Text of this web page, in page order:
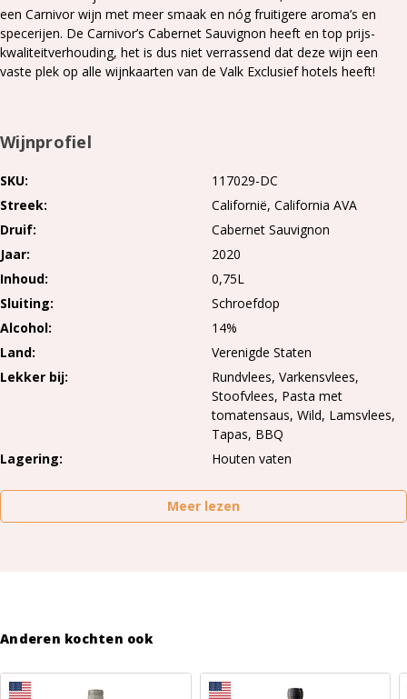
een Carnivor wijn met meer smaak en nóg fruitigere aroma’s en
specerijen. De Carnivor’s Cabernet Sauvignon heeft en top prijs-
kwaliteitverhouding, het is dus niet verrassend dat deze wijn een
vaste plek op alle wijnkaarten van de Valk Exclusief hotels heeft!
Wijnprofiel
SKU
117029-DC
Streek
Californië California AVA
Druif
Cabernet Sauvignon
Jaar
2020
Inhoud
0,75L
Sluiting
Schroefdop
Alcohol
14%
Land
Verenigde Staten
Lekker bij
Rundvlees, Varkensvlees,
Stoofvlees, Pasta met
tomatensaus, Wild, Lamsvlees,
Tapas, BBQ
Lagering
Houten vaten
Meer lezen
Anderen kochten ook